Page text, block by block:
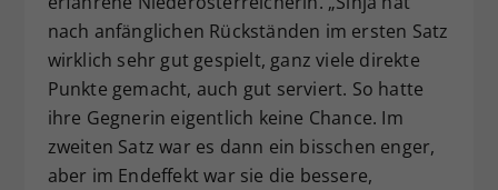
nach anfänglichen Rückständen im ersten Satz
wirklich sehr gut gespielt, ganz viele direkte
Punkte gemacht, auch gut serviert. So hatte
ihre Gegnerin eigentlich keine Chance. Im
zweiten Satz war es dann ein bisschen enger,
aber im Endeffekt war sie die bessere,